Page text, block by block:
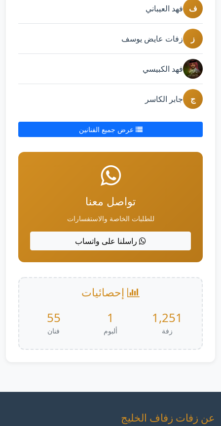
ف فهد العيباني
ز زفات عايض يوسف
فهد الكبيسي
ج جابر الكاسر
عرض جميع الفنانين
تواصل معنا
للطلبات الخاصة والاستفسارات
راسلنا على واتساب
إحصائيات
1,251
زفة
1
ألبوم
55
فنان
عن زفات زفاف الخليج